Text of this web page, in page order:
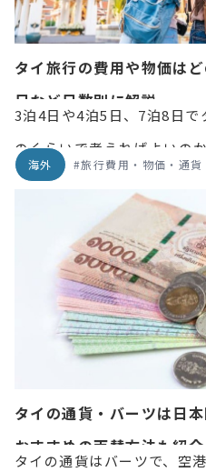
タイ旅行の費用や物価は
日など日数別に解説
3泊4日や4泊5日、7泊8日で
のくらいで考えればよいの
ど、気になるさまざまな費
海外 #旅行費用・物価・通貨
タイの通貨・バーツは日
おすすめの両替方法も紹介
タイの通貨はバーツで、空